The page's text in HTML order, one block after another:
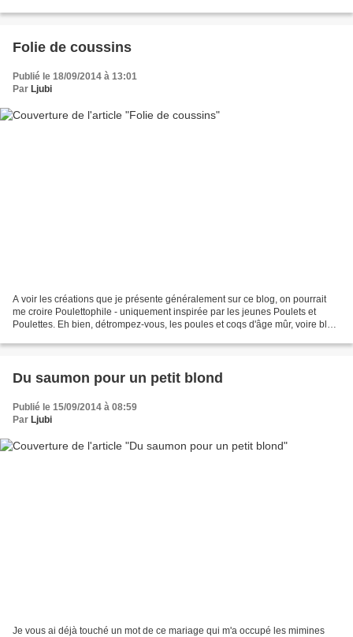
Folie de coussins
Publié le 18/09/2014 à 13:01
Par Ljubi
A voir les créations que je présente généralement sur ce blog, on pourrait
me croire Poulettophile - uniquement inspirée par les jeunes Poulets et
Poulettes. Eh bien, détrompez-vous, les poules et coqs d'âge mûr, voire blet,
Du saumon pour un petit blond
Publié le 15/09/2014 à 08:59
Par Ljubi
Je vous ai déjà touché un mot de ce mariage qui m'a occupé les mimines